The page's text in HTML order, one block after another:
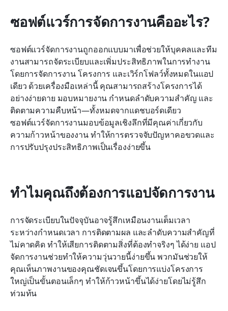
ซอฟต์แวร์การจัดการงานคืออะไร?
ซอฟต์แวร์จัดการงานถูกออกแบบมาเพื่อช่วยให้บุคคลและทีม
งานสามารถจัดระเบียบและเพิ่มประสิทธิภาพในการทำงาน
โดยการจัดการงาน โครงการ และเวิร์กโฟลว์ทั้งหมดในแอป
เดียว ด้วยเครื่องมือเหล่านี้ คุณสามารถสร้างโครงการได้
อย่างง่ายดาย มอบหมายงาน กำหนดลำดับความสำคัญ และ
ติดตามความคืบหน้า—ทั้งหมดจากแดชบอร์ดเดียว
ซอฟต์แวร์จัดการงานมอบข้อมูลเชิงลึกที่มีคุณค่าเกี่ยวกับ
ความก้าวหน้าของงาน ทำให้การตรวจจับปัญหาคอขวดและ
การปรับปรุงประสิทธิภาพเป็นเรื่องง่ายขึ้น
ทำไมคุณถึงต้องการแอปจัดการงาน
การจัดระเบียบในปัจจุบันอาจรู้สึกเหมือนงานเต็มเวลา
ระหว่างกำหนดเวลา การติดตามผล และลำดับความสำคัญที่
ไม่คาดคิด ทำให้เสียการติดตามสิ่งที่ต้องทำจริงๆ ได้ง่าย แอป
จัดการงานช่วยทำให้ความวุ่นวายนี้ง่ายขึ้น พวกมันช่วยให้
คุณเห็นภาพงานของคุณชัดเจนขึ้นโดยการแบ่งโครงการ
ใหญ่เป็นขั้นตอนเล็กๆ ทำให้ก้าวหน้าขึ้นได้ง่ายโดยไม่รู้สึก
ท่วมท้น